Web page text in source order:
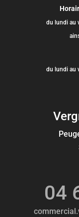
du lundi au
du lundi au
04